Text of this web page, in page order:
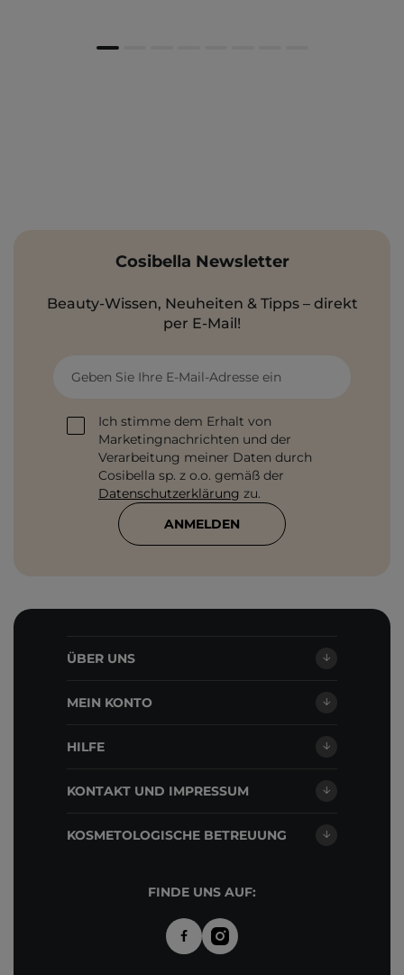
Cosibella Newsletter
Beauty-Wissen, Neuheiten & Tipps – direkt
per E-Mail!
Geben Sie Ihre E-Mail-Adresse ein
Ich stimme dem Erhalt von
Marketingnachrichten und der
Verarbeitung meiner Daten durch
Cosibella sp. z o.o. gemäß der
Datenschutzerklärung zu.
ANMELDEN
ÜBER UNS
MEIN KONTO
HILFE
KONTAKT UND IMPRESSUM
KOSMETOLOGISCHE BETREUUNG
FINDE UNS AUF: